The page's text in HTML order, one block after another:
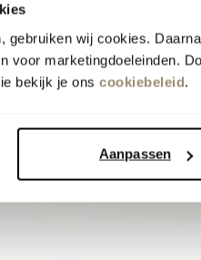
gebruiken wij cookies.
voor marketingdoeleinden.
bekijk je ons cookiebeleid.
Aanpassen